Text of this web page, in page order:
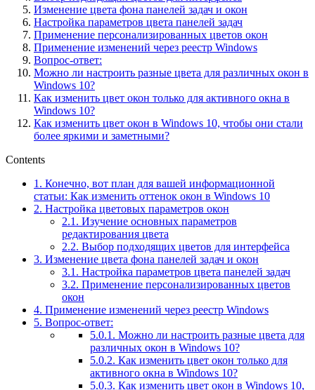
Изменение цвета фона панелей задач и окон
Настройка параметров цвета панелей задач
Применение персонализированных цветов окон
Применение изменений через реестр Windows
Вопрос-ответ:
Можно ли настроить разные цвета для различных окон в
Windows 10?
Как изменить цвет окон только для активного окна в
Windows 10?
Как изменить цвет окон в Windows 10, чтобы они стали
более яркими и заметными?
Contents
1. Конечно, вот план для вашей информационной
статьи: Как изменить оттенок окон в Windows 10
2. Настройка цветовых параметров окон
2.1. Изучение основных параметров
редактирования цвета
2.2. Выбор подходящих цветов для интерфейса
3. Изменение цвета фона панелей задач и окон
3.1. Настройка параметров цвета панелей задач
3.2. Применение персонализированных цветов
окон
4. Применение изменений через реестр Windows
5. Вопрос-ответ:
5.0.1. Можно ли настроить разные цвета для
различных окон в Windows 10?
5.0.2. Как изменить цвет окон только для
активного окна в Windows 10?
5.0.3. Как изменить цвет окон в Windows 10,